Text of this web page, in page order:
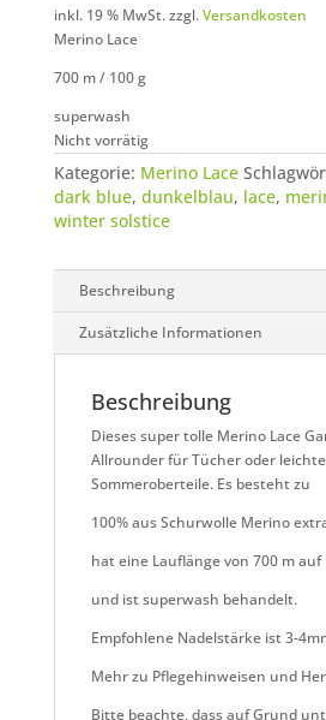
inkl. 19 % MwSt.zzgl.Versandkosten
Merino Lace
700 m / 100 g
superwash
Nicht vorrätig
Kategorie: Merino Lace
dark blue, dunkelblau, lace,
winter solstice
Beschreibung
Zusätzliche Informationen
Beschreibung
Dieses super tolle Merino Lace
Allrounder für Tücher oder leichte
Sommeroberteile. Es besteht zu
100% aus Schurwolle Merino
hat eine Lauflänge von 700 m auf
und ist superwash behandelt.
Empfohlene Nadelstärke ist 3-
Mehr zu Pflegehinweisen und
Bitte beachte, dass auf Grund